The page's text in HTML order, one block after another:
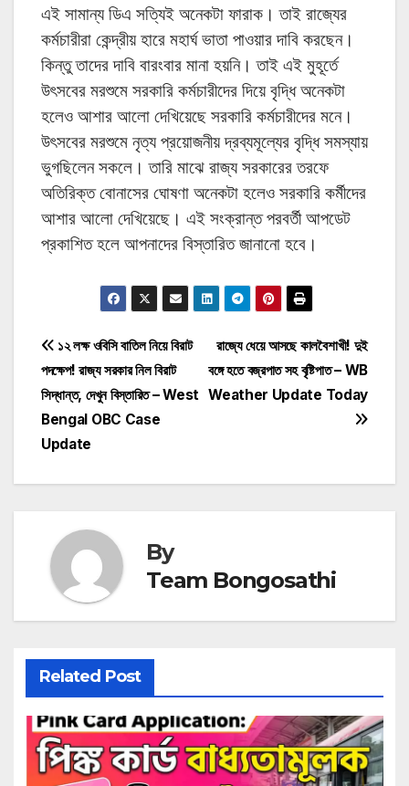
এই সামান্য ডিএ সত্যিই অনেকটা ফারাক। তাই রাজ্যের
কর্মচারীরা কেন্দ্রীয় হারে মহার্ঘ ভাতা পাওয়ার দাবি করছেন।
কিন্তু তাদের দাবি বারংবার মানা হয়নি। তাই এই মুহূর্তে
উৎসবের মরশুমে সরকারি কর্মচারীদের দিয়ে বৃদ্ধি অনেকটা
হলেও আশার আলো দেখিয়েছে সরকারি কর্মচারীদের মনে।
উৎসবের মরশুমে নৃত্য প্রয়োজনীয় দ্রব্যমূল্যের বৃদ্ধি সমস্যায়
ভুগছিলেন সকলে। তারি মাঝে রাজ্য সরকারের তরফে
অতিরিক্ত বোনাসের ঘোষণা অনেকটা হলেও সরকারি কর্মীদের
আশার আলো দেখিয়েছে। এই সংক্রান্ত পরবর্তী আপডেট
প্রকাশিত হলে আপনাদের বিস্তারিত জানানো হবে।
Post
navigation
রাজ্যে ধেয়ে আসছে কালবৈশাখী! দুই
বঙ্গে হতে বজ্রপাত সহ বৃষ্টিপাত – WB
Weather Update Today
১২ লক্ষ ওবিসি বাতিল নিয়ে বিরাট
পদক্ষেপ! রাজ্য সরকার নিল বিরাট
সিদ্ধান্ত, দেখুন বিস্তারিত – West
Bengal OBC Case
Update
By
Team Bongosathi
Related Post